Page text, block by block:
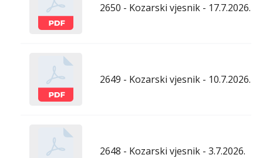
2650 - Kozarski vjesnik - 17.7.2026.
2649 - Kozarski vjesnik - 10.7.2026.
2648 - Kozarski vjesnik - 3.7.2026.